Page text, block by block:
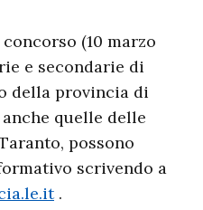
(10 marzo
e secondarie di
della provincia di
anche quelle delle
possono
scrivendo a
.